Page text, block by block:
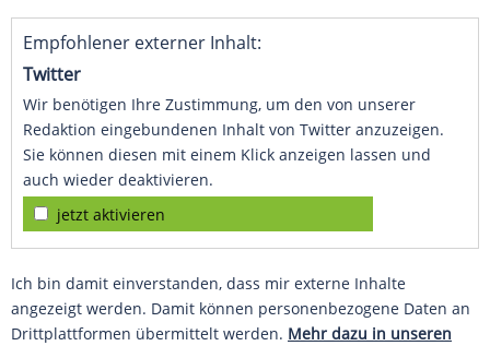
Empfohlener externer Inhalt:
Twitter
Wir benötigen Ihre Zustimmung, um den von unserer
Redaktion eingebundenen Inhalt von Twitter anzuzeigen.
Sie können diesen mit einem Klick anzeigen lassen und
auch wieder deaktivieren.
jetzt aktivieren
Ich bin damit einverstanden, dass mir externe Inhalte
angezeigt werden. Damit können personenbezogene Daten an
Drittplattformen übermittelt werden. Mehr dazu in unseren